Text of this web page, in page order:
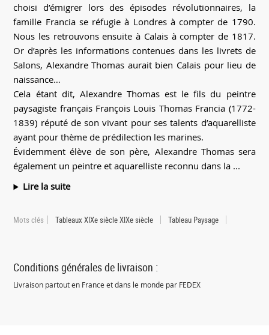
choisi d’émigrer lors des épisodes révolutionnaires, la
famille Francia se réfugie à Londres à compter de 1790.
Nous les retrouvons ensuite à Calais à compter de 1817.
Or d’après les informations contenues dans les livrets de
Salons, Alexandre Thomas aurait bien Calais pour lieu de
naissance…
Cela étant dit, Alexandre Thomas est le fils du peintre
paysagiste français François Louis Thomas Francia (1772-
1839) réputé de son vivant pour ses talents d’aquarelliste
ayant pour thème de prédilection les marines.
Évidemment élève de son père, Alexandre Thomas sera
également un peintre et aquarelliste reconnu dans la ...
Lire la suite
Mots clés Tableaux XIXe siècle XIXe siècle Tableau Paysage
Conditions générales de livraison :
Livraison partout en France et dans le monde par FEDEX